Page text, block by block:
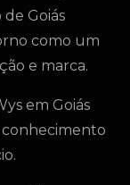
de Goiás
como um
e marca.
em Goiás
conhecimento